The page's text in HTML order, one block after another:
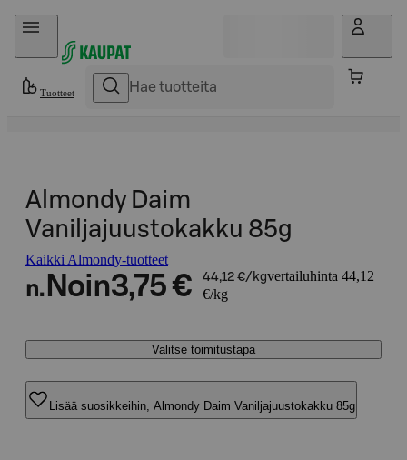
Hyppää sisältöön
Tuotteet
Almondy Daim
Vaniljajuustokakku 85g
Kaikki Almondy-tuotteet
n. Noin3,75 € 44,12 €/kgvertailuhinta 44,12
€/kg
Valitse toimitustapa
Lisää suosikkeihin, Almondy Daim Vaniljajuustokakku 85g